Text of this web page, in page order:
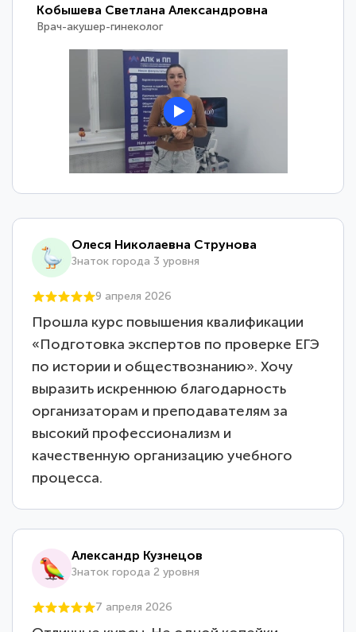
Кобышева Светлана Александровна
Врач-акушер-гинеколог
Олеся Николаевна Струнова
Знаток города 3 уровня
9 апреля 2026
Прошла курс повышения квалификации
«Подготовка экспертов по проверке ЕГЭ
по истории и обществознанию». Хочу
выразить искреннюю благодарность
организаторам и преподавателям за
высокий профессионализм и
качественную организацию учебного
процесса.
Александр Кузнецов
Знаток города 2 уровня
7 апреля 2026